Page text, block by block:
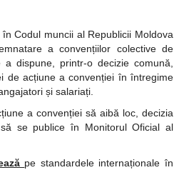
în Codul muncii al Republicii Moldova
a convențiilor colective de
dispune, printr-o decizie comună,
de acțiune a convenției în întregime
și salariați.
a convenției să aibă loc, decizia
se publice în Monitorul Oficial al
pe standardele internaționale în